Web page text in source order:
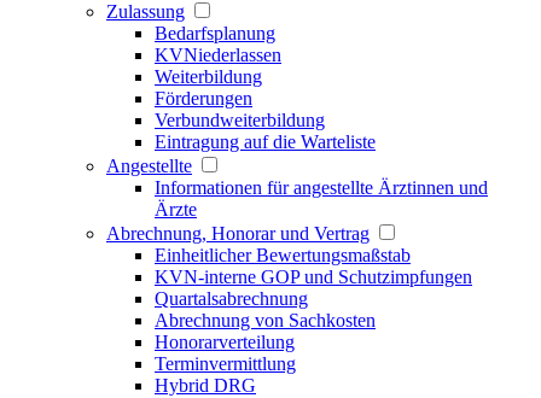
Zulassung
Bedarfsplanung
KVNiederlassen
Weiterbildung
Förderungen
Verbundweiterbildung
Eintragung auf die Warteliste
Angestellte
Informationen für angestellte Ärztinnen und
Ärzte
Abrechnung, Honorar und Vertrag
Einheitlicher Bewertungsmaßstab
KVN-interne GOP und Schutzimpfungen
Quartalsabrechnung
Abrechnung von Sachkosten
Honorarverteilung
Terminvermittlung
Hybrid DRG